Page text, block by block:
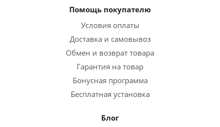
Помощь покупателю
Условия оплаты
Доставка и самовывоз
Обмен и возврат товара
Гарантия на товар
Бонусная программа
Бесплатная установка
Блог